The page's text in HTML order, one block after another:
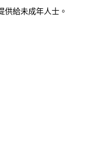
供給未成年人士。